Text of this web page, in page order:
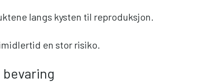
langs kysten til reproduksjon.
en stor risiko.